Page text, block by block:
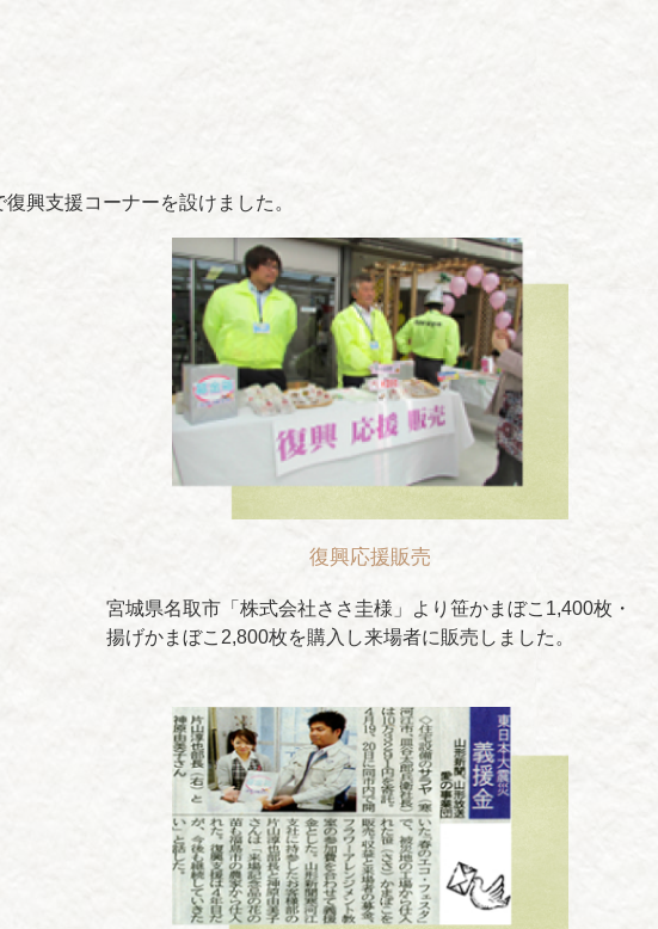
興支援コーナーを設けました。
復興応援販売
宮城県名取市「株式会社ささ圭様」より笹かまぼこ1,400枚・
揚げかまぼこ2,800枚を購入し来場者に販売しました。